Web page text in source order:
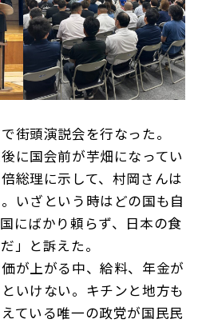
街頭演説会を行なった。
に国会前が芋畑になってい
総理に示して、村岡さんは
いざという時はどの国も自
にばかり頼らず、日本の食
」と訴えた。
が上がる中、給料、年金が
いけない。キチンと地方も
ている唯一の政党が国民民